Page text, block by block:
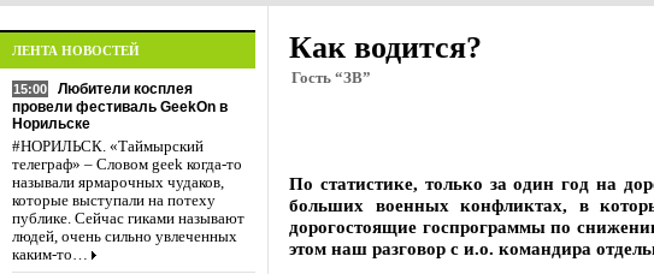
ЛЕНТА НОВОСТЕЙ
15:00
Любители косплея
провели фестиваль GeekOn в
Норильске
#НОРИЛЬСК. «Таймырский
телеграф» – Словом geek когда-то
называли ярмарочных чудаков,
которые выступали на потеху
публике. Сейчас гиками называют
людей, очень сильно увлеченных
каким-то…
Как водится?
Гость “ЗВ”
По статистике, только за один год на
больших военных конфликтах, в
дорогостоящие госпрограммы по
этом наш разговор с и.о. командира